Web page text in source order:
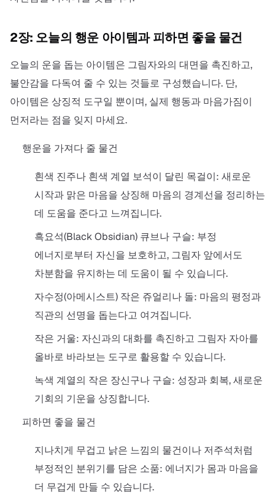
2장: 오늘의 행운 아이템과 피하면 좋을 물건
오늘의 운을 돕는 아이템은 그림자와의 대면을 촉진하고,
불안감을 다독여 줄 수 있는 것들로 구성했습니다. 단,
아이템은 상징적 도구일 뿐이며, 실제 행동과 마음가짐이
먼저라는 점을 잊지 마세요.
행운을 가져다 줄 물건
흰색 진주나 흰색 계열 보석이 달린 목걸이: 새로운
시작과 맑은 마음을 상징해 마음의 경계선을 정리하는
데 도움을 준다고 느껴집니다.
흑요석(Black Obsidian) 큐브나 구슬: 부정
에너지로부터 자신을 보호하고, 그림자 앞에서도
차분함을 유지하는 데 도움이 될 수 있습니다.
자수정(아메시스트) 작은 쥬얼리나 돌: 마음의 평정과
직관의 선명을 돕는다고 여겨집니다.
작은 거울: 자신과의 대화를 촉진하고 그림자 자아를
올바로 바라보는 도구로 활용할 수 있습니다.
녹색 계열의 작은 장신구나 구슬: 성장과 회복, 새로운
기회의 기운을 상징합니다.
피하면 좋을 물건
지나치게 무겁고 낡은 느낌의 물건이나 저주석처럼
부정적인 분위기를 담은 소품: 에너지가 몸과 마음을
더 무겁게 만들 수 있습니다.